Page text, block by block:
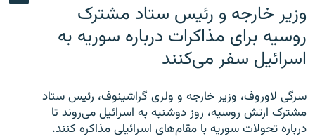
وزیر خارجه و رئیس‌ ستاد مشترک
روسیه برای مذاکرات درباره سوریه به
اسرائیل سفر می‌کنند
سرگی لاوروف، وزیر خارجه و ولری گراشینوف، رئیس ستاد
مشترک ارتش روسیه، روز دوشنبه به اسرائیل می‌روند تا
درباره تحولات سوریه با مقام‌های اسرائیلی مذاکره کنند.